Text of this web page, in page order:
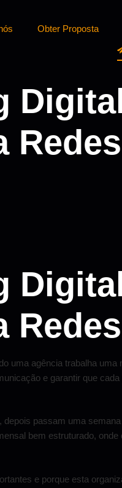
Obter Proposta
uma agência trabalha
e garantir que
passam uma
bem estruturado,
e porque esta